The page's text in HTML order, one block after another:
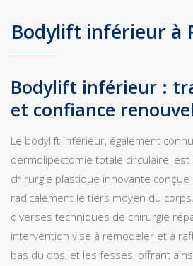
Bodylift inférieur à
Bodylift inférieur :
et confiance
Le bodylift inférieur, également
dermolipectomie totale circulaire,
chirurgie plastique innovante
radicalement le tiers moyen du
diverses techniques de chirurgie
intervention vise à remodeler et à
bas du dos, et les fesses, offrant